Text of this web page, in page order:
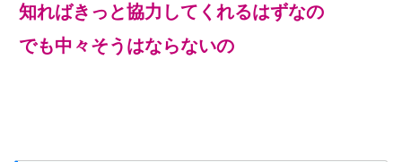
知ればきっと協力してくれるはずなの
でも中々そうはならないの